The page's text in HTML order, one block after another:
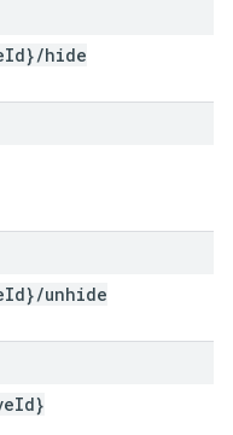
Id}/hide
Id}/unhide
Id}